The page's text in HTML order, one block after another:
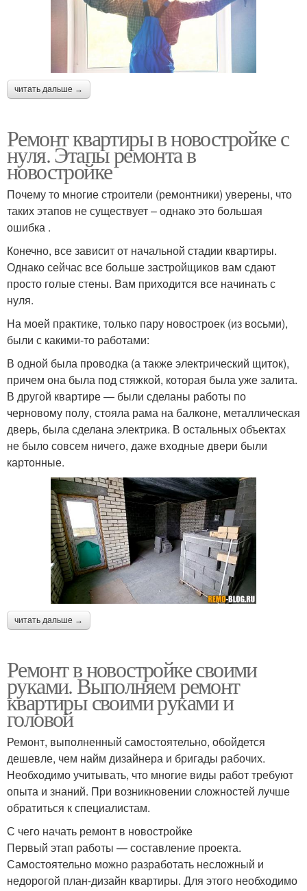
читать дальше →
Ремонт квартиры в новостройке с
нуля. Этапы ремонта в
новостройке
Почему то многие строители (ремонтники) уверены, что
таких этапов не существует – однако это большая
ошибка .
Конечно, все зависит от начальной стадии квартиры.
Однако сейчас все больше застройщиков вам сдают
просто голые стены. Вам приходится все начинать с
нуля.
На моей практике, только пару новостроек (из восьми),
были с какими-то работами:
В одной была проводка (а также электрический щиток),
причем она была под стяжкой, которая была уже залита.
В другой квартире — были сделаны работы по
черновому полу, стояла рама на балконе, металлическая
дверь, была сделана электрика. В остальных объектах
не было совсем ничего, даже входные двери были
картонные.
читать дальше →
Ремонт в новостройке своими
руками. Выполняем ремонт
квартиры своими руками и
головой
Ремонт, выполненный самостоятельно, обойдется
дешевле, чем найм дизайнера и бригады рабочих.
Необходимо учитывать, что многие виды работ требуют
опыта и знаний. При возникновении сложностей лучше
обратиться к специалистам.
С чего начать ремонт в новостройке
Первый этап работы — составление проекта.
Самостоятельно можно разработать несложный и
недорогой план-дизайн квартиры. Для этого необходимо